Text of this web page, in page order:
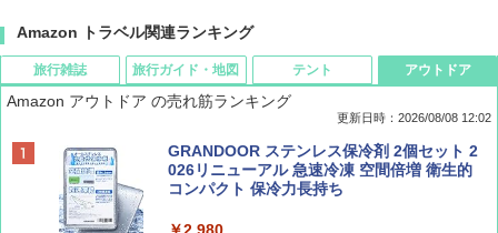
Amazon トラベル関連ランキング
旅行雑誌
BE-PAL(ビ-パル) 2026年 9 月号【特別付録:
SOTO ミニマル"旅"財布 ランダム2種】
旅行ガイド・地図
D40 地球の歩き方 チェンマイ タイ北部の魅
力的な町 2026～2027 地球の歩き方D アジア
テント
[キャンパーズコレクション 山善] ポップアッ
プテント 傘みたいに広げて畳める パッとサ
ッとサンシェード キューブ フルクローズ メ
&ハイキング カーキ PATC-150(KH)
アウトドア
Amazon アウトドア の売れ筋ランキング
更新日時：2026/08/08 12:02
GRANDOOR ステンレス保冷剤 2個セット 2
026リニューアル 急速冷凍 空間倍増 衛生的
コンパクト 保冷力長持ち
￥2,980